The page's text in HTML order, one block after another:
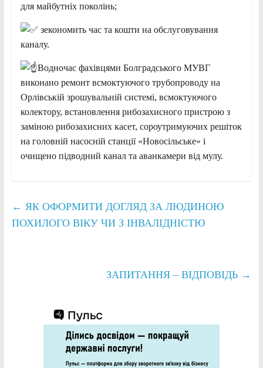
для майбутніх поколінь;
зекономить час та кошти на обслуговування
каналу.
Водночас фахівцями Болградського МУВГ
виконано ремонт всмоктуючого трубопроводу на
Орлівській зрошувальній системі, всмоктуючого
колектору, встановлення рибозахисного пристрою з
заміною рибозахисних касет, сороутримуючих решіток
на головній насосній станції «Новосільське» і
очищено підводний канал та аванкамери від мулу.
← ЯК ОФОРМИТИ ДОГЛЯД ЗА ЛЮДИНОЮ
ПОХИЛОГО ВІКУ ЧИ З ІНВАЛІДНІСТЮ
ЗАПИТАННЯ – ВІДПОВІДЬ →